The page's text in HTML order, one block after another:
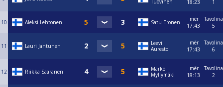
Tuovinen 18:23 1
10 Aleksi Lehtonen Satu Eronen
mër
17:43
Tavolina
5
11 Lauri Jantunen
Leevi
Auresto
mër
17:43
Tavolina
6
12 Riikka Saaranen
Marko
Myllymäki
mër
18:13
Tavolina
2